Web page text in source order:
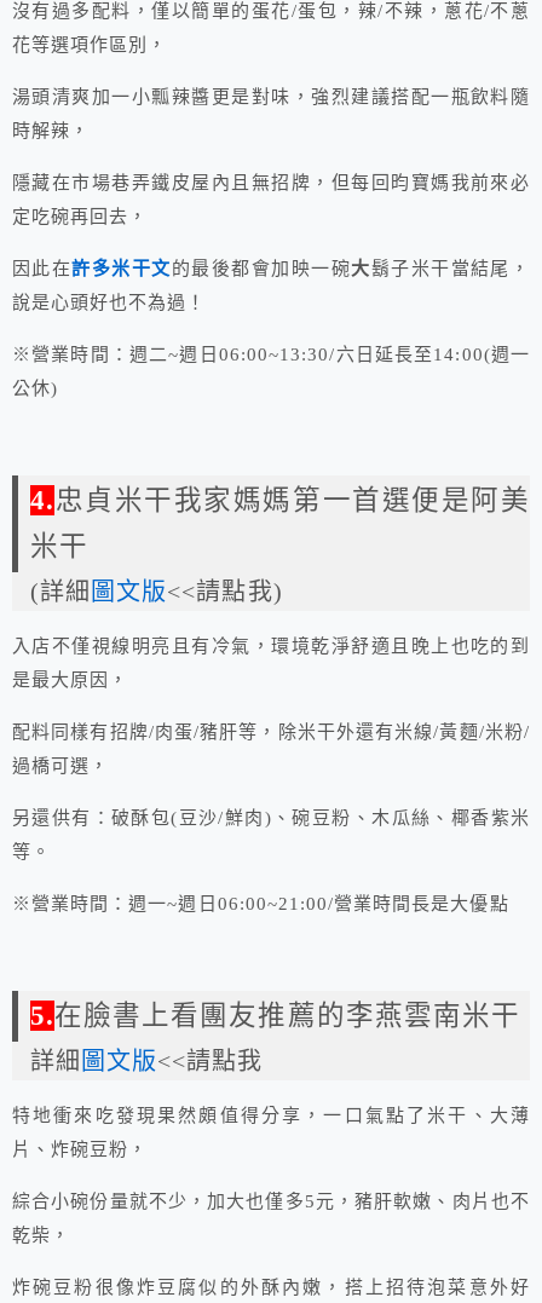
沒有過多配料，僅以簡單的蛋花/蛋包，辣/不辣，蔥花/不蔥
花等選項作區別，
湯頭清爽加一小瓢辣醬更是對味，強烈建議搭配一瓶飲料隨
時解辣，
隱藏在市場巷弄鐵皮屋內且無招牌，但每回昀寶媽我前來必
定吃碗再回去，
因此在許多米干文的最後都會加映一碗大鬍子米干當結尾，
說是心頭好也不為過！
※營業時間：週二~週日06:00~13:30/六日延長至14:00(週一
公休)
4.忠貞米干我家媽媽第一首選便是阿美
米干
(詳細 圖文版<<請點我)
入店不僅視線明亮且有冷氣，環境乾淨舒適且晚上也吃的到
是最大原因，
配料同樣有招牌/肉蛋/豬肝等，除米干外還有米線/黃麵/米粉/
過橋可選，
另還供有：破酥包(豆沙/鮮肉)、碗豆粉、木瓜絲、椰香紫米
等。
※營業時間：週一~週日06:00~21:00/營業時間長是大優點
5.在臉書上看團友推薦的李燕雲南米干
詳細 圖文版<<請點我
特地衝來吃發現果然頗值得分享，一口氣點了米干、大薄
片、炸碗豆粉，
綜合小碗份量就不少，加大也僅多5元，豬肝軟嫩、肉片也不
乾柴，
炸碗豆粉很像炸豆腐似的外酥內嫩，搭上招待泡菜意外好